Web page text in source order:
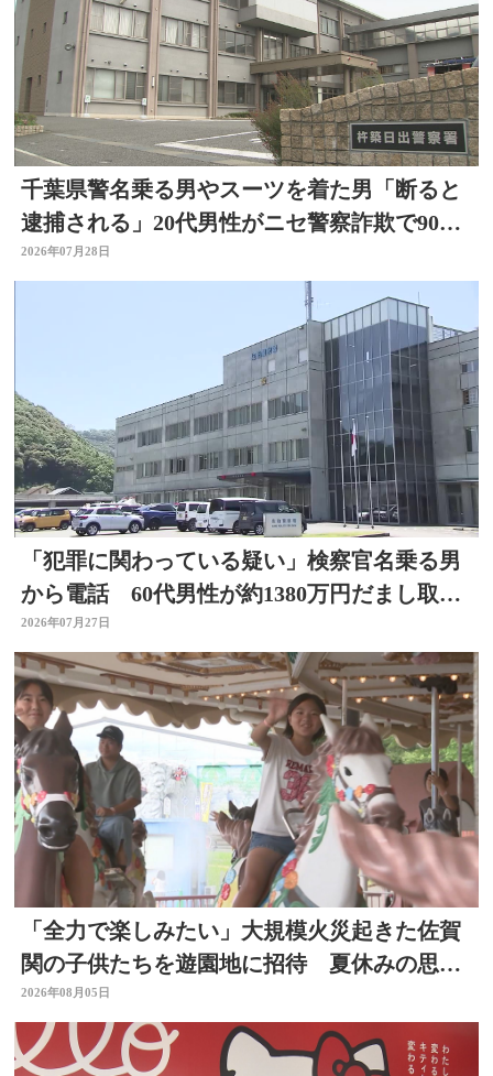
千葉県警名乗る男やスーツを着た男「断ると
逮捕される」20代男性がニセ警察詐欺で90万
円被害 大分
2026年07月28日
「犯罪に関わっている疑い」検察官名乗る男
から電話 60代男性が約1380万円だまし取ら
れる 大分
2026年07月27日
「全力で楽しみたい」大規模火災起きた佐賀
関の子供たちを遊園地に招待 夏休みの思い
出作りに 大分
2026年08月05日